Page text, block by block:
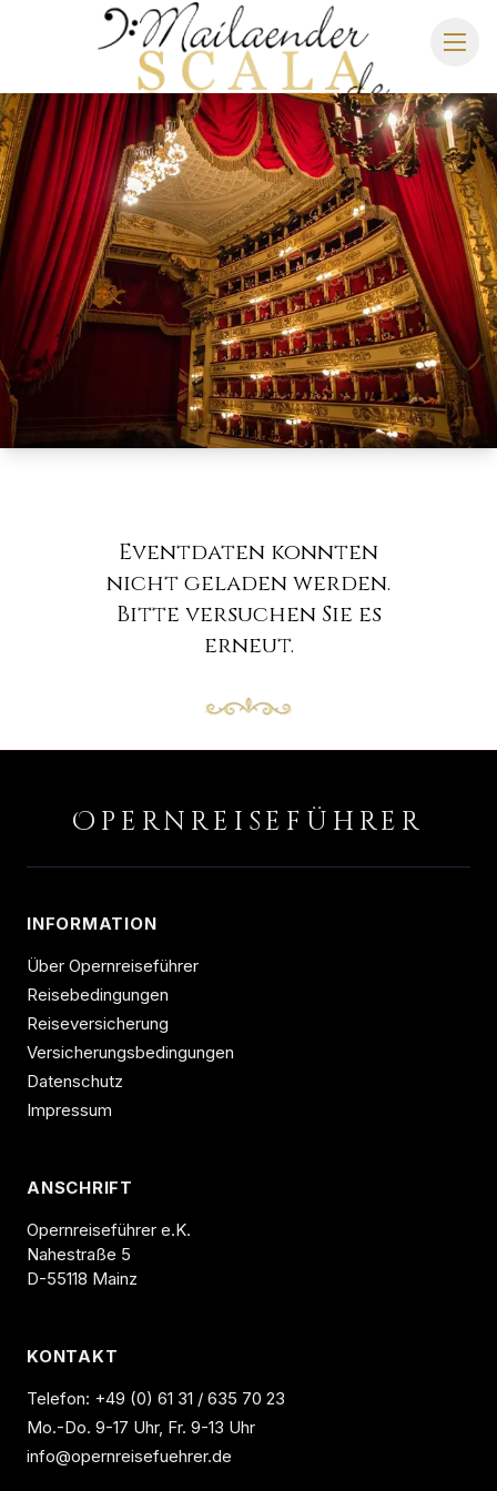
MAILÄNDER SCALA
SPIELPLAN 2026/2027
SITZPLAN HOTELS
Eventdaten konnten
nicht geladen werden.
Bitte versuchen Sie es
erneut.
O PERNREISEFÜHRER
INFORMATION
Über Opernreiseführer
Reisebedingungen
Reiseversicherung
Versicherungsbedingungen
Datenschutz
Impressum
ANSCHRIFT
Opernreiseführer e.K.
Nahestraße 5
D-55118 Mainz
KONTAKT
Telefon: +49 (0) 61 31 / 635 70 23
Mo.-Do. 9-17 Uhr, Fr. 9-13 Uhr
info@opernreisefuehrer.de